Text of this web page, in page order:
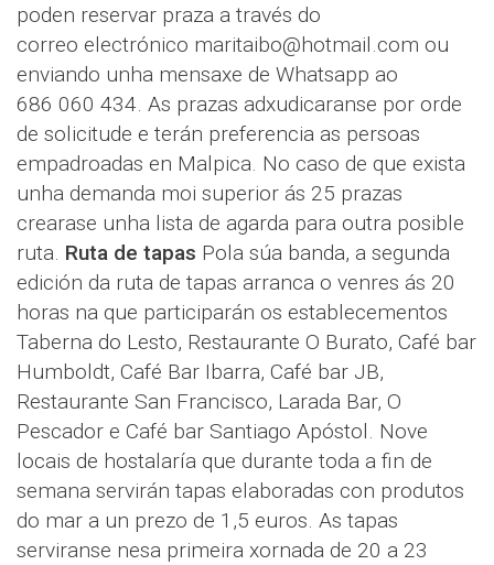
poden reservar praza a través do
correo electrónico maritaibo@hotmail.com ou
enviando unha mensaxe de Whatsapp ao
686 060 434. As prazas adxudicaranse por orde
de solicitude e terán preferencia as persoas
empadroadas en Malpica. No caso de que exista
unha demanda moi superior ás 25 prazas
crearase unha lista de agarda para outra posible
ruta. Ruta de tapas Pola súa banda, a segunda
edición da ruta de tapas arranca o venres ás 20
horas na que participarán os establecementos
Taberna do Lesto, Restaurante O Burato, Café bar
Humboldt, Café Bar Ibarra, Café bar JB,
Restaurante San Francisco, Larada Bar, O
Pescador e Café bar Santiago Apóstol. Nove
locais de hostalaría que durante toda a fin de
semana servirán tapas elaboradas con produtos
do mar a un prezo de 1,5 euros. As tapas
serviranse nesa primeira xornada de 20 a 23